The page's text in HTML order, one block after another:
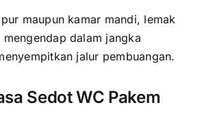
maupun kamar mandi, lemak
dalam jangka
jalur pembuangan.
Sedot WC Pakem